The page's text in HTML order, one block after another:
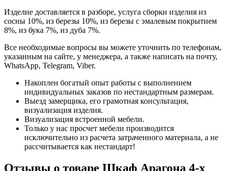
Изделие доставляется в разборе, услуга сборки изделия из
сосны 10%, из березы 10%, из березы с эмалевым покрытием
8%, из бука 7%, из дуба 7%.
Все необходимые вопросы вы можете уточнить по телефонам,
указанным на сайте, у менеджера, а также написать на почту,
WhatsApp, Telegram, Viber.
Накоплен богатый опыт работы с выполнением
индивидуальных заказов по нестандартным размерам.
Выезд замерщика, его грамотная консультация,
визуализация изделия.
Визуализация встроенной мебели.
Только у нас просчет мебели производится
исключительно из расчета затраченного материала, а не
рассчитывается как нестандарт!
Отзывы о товаре Шкаф Арагона 4-х